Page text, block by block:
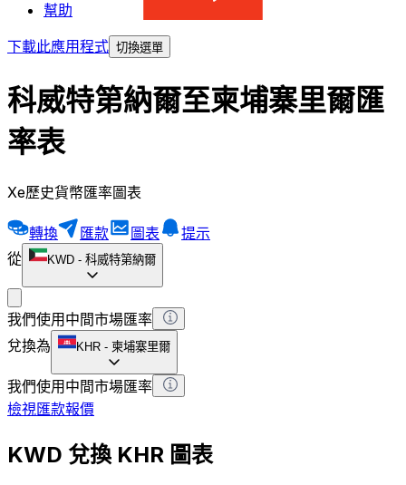
幫助
下載此應用程式 切換選單
科威特第納爾至柬埔寨里爾匯
率表
Xe歷史貨幣匯率圖表
轉換 匯款 圖表
提示
從
KWD - 科威特第納爾
我們使用中間市場匯率
兌換為
KHR - 柬埔寨里爾
我們使用中間市場匯率
檢視匯款報價
KWD 兌換 KHR 圖表